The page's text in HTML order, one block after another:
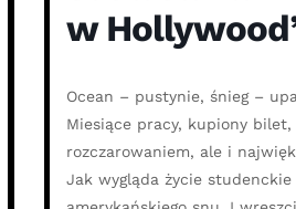
w
Ocean – pustynie, śnieg –
Miesiące pracy, kupiony
rozczarowaniem, ale i
Jak wygląda życie